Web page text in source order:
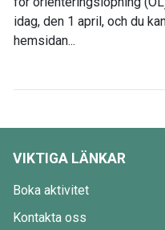
idag, den 1 april, och du
hemsidan...
VIKTIGA LÄNKAR
Boka aktivitet
Kontakta oss